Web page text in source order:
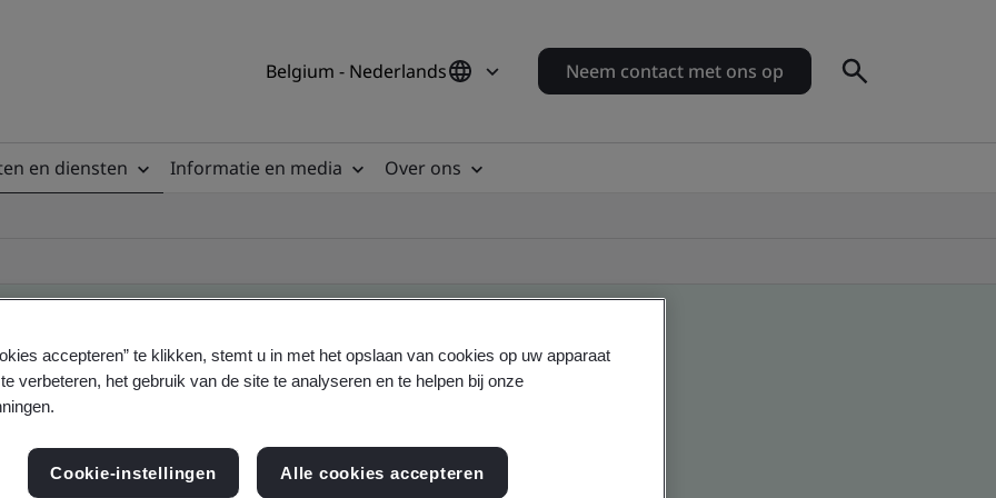
Belgium - Nederlands Neem contact met ons op
en diensten Informatie en media
Over ons
- Validation and Verification
accepteren” te klikken, stemt u in met het opslaan van cookies op uw apparaat
verbeteren, het gebruik van de site te analyseren en te helpen bij onze
Cookie-instellingen Alle cookies accepteren